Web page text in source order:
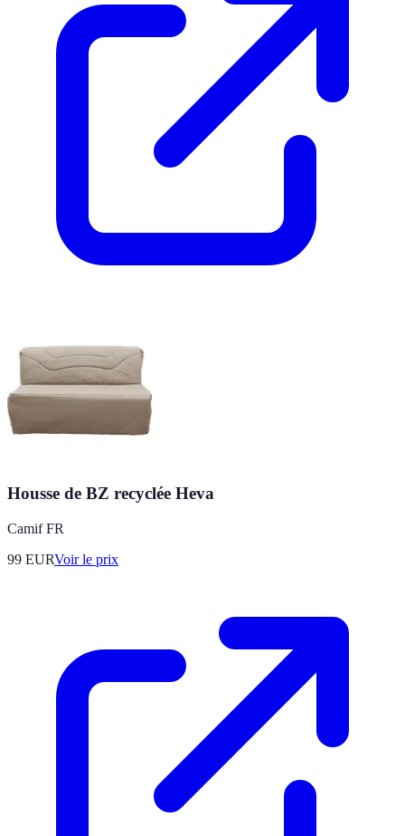
Housse de BZ recyclée Heva
Camif FR
99 EURVoir le prix